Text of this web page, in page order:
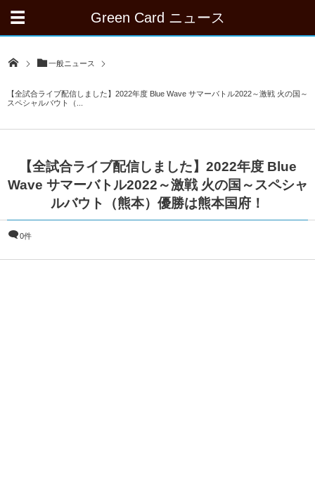
Green Card ニュース
一般ニュース
【全試合ライブ配信しました】2022年度 Blue Wave サマーバトル2022～激戦 火の国～
スペシャルバウト（...
【全試合ライブ配信しました】2022年度 Blue
Wave サマーバトル2022～激戦 火の国～スペシャ
ルバウト（熊本）優勝は熊本国府！
0件